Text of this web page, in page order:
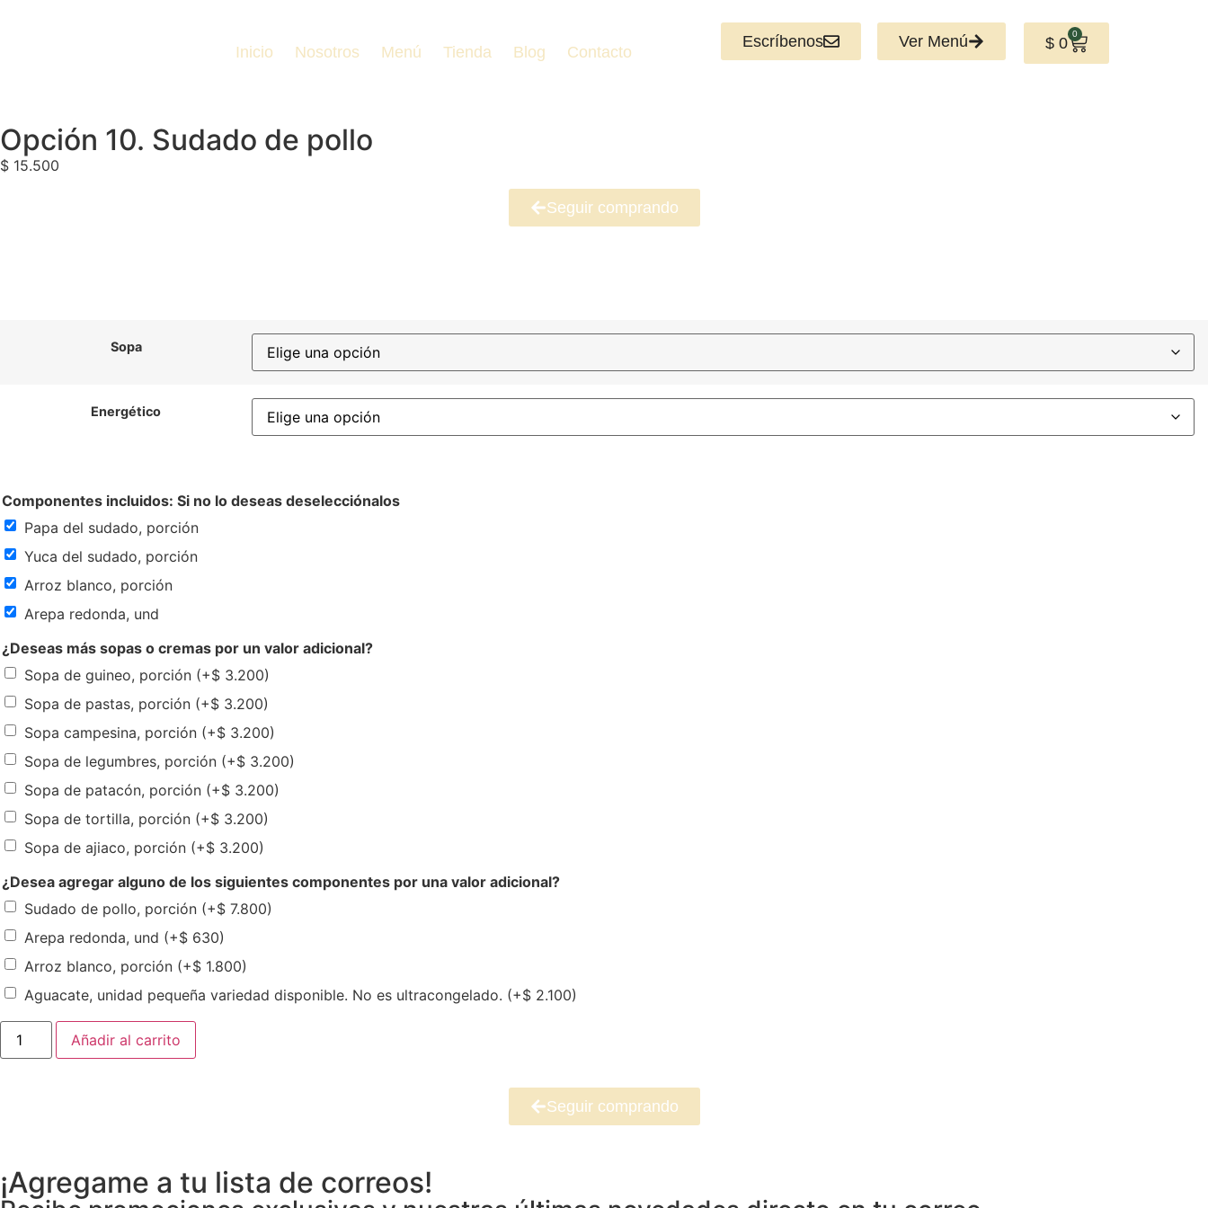
Inicio Nosotros Menú Tienda Blog Contacto
Escríbenos Ver Menú $0
0
Opción 10. Sudado de pollo
$ 15.500
Seguir comprando
Sopa
Energético
Componentes incluidos: Si no lo deseas deselecciónalos
Papa del sudado, porción
Yuca del sudado, porción
Arroz blanco, porción
Arepa redonda, und
¿Deseas más sopas o cremas por un valor adicional?
Sopa de guineo, porción (+$ 3.200)
Sopa de pastas, porción (+$ 3.200)
Sopa campesina, porción (+$ 3.200)
Sopa de legumbres, porción (+$ 3.200)
Sopa de patacón, porción (+$ 3.200)
Sopa de tortilla, porción (+$ 3.200)
Sopa de ajiaco, porción (+$ 3.200)
¿Desea agregar alguno de los siguientes componentes por una valor adicional?
Sudado de pollo, porción (+$ 7.800)
Arepa redonda, und (+$ 630)
Arroz blanco, porción (+$ 1.800)
Aguacate, unidad pequeña variedad disponible. No es ultracongelado. (+$ 2.100)
Añadir al carrito
Seguir comprando
¡Agregame a tu lista de correos!